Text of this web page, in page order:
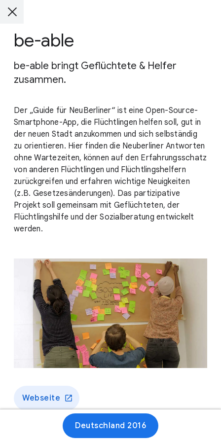
be-able
be-able bringt Geflüchtete & Helfer
zusammen.
Der „Guide für NeuBerliner“ ist eine Open-Source-
Smartphone-App, die Flüchtlingen helfen soll, gut in
der neuen Stadt anzukommen und sich selbständig
zu orientieren. Hier finden die Neuberliner Antworten
ohne Wartezeiten, können auf den Erfahrungsschatz
von anderen Flüchtlingen und Flüchtlingshelfern
zurückgreifen und erfahren wichtige Neuigkeiten
(z.B. Gesetzesänderungen). Das partizipative
Projekt soll gemeinsam mit Geflüchteten, der
Flüchtlingshilfe und der Sozialberatung entwickelt
werden.
Webseite
Deutschland 2016